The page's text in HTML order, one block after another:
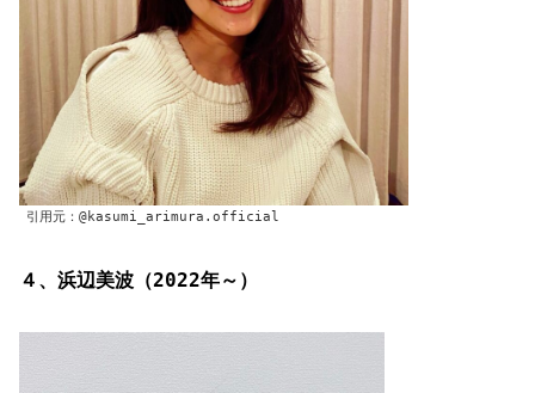
引用元：@kasumi_arimura.official
４、浜辺美波（2022年～）